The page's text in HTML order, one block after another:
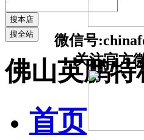
微信号
关注官方
搜本店
搜全站
佛山英鹏
首页